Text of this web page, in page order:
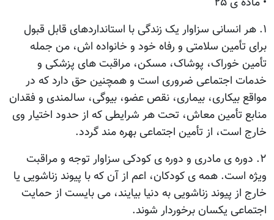
۱. هر انسانی سزاوار یک زندگی با استانداردهای قابل قبول
برای تأمین سلامتی و رفاه خود و خانواده اش، من جمله
تأمین خوراک، پوشاک، مسکن، مراقبت های پزشکی و
خدمات اجتماعی ضروری است و همچنین حق دارد که در
مواقع بیکاری، بیماری، نقص عضو، بیوگی، سالمندی و فقدان
منابع تأمین معاش، تحت هر شرایطی که از حدود اختیار وی
خارج است، از تأمین اجتماعی بهره مند گردد.
۲. دوره ی مادری و دوره ی کودکی سزاوار توجه و مراقبت
ویژه است. همه ی کودکان، اعم از آن که با پیوند زناشویی یا
خارج از پیوند زناشویی به دنیا بیایند، می بایست از حمایت
اجتماعی یکسان برخوردار شوند.